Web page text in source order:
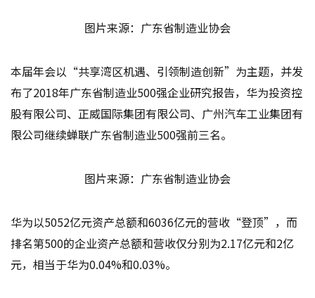
图片来源：广东省制造业协会
本届年会以“共享湾区机遇、引领制造创新”为主题，并发
布了2018年广东省制造业500强企业研究报告，华为投资控
股有限公司、正威国际集团有限公司、广州汽车工业集团有
限公司继续蝉联广东省制造业500强前三名。
图片来源：广东省制造业协会
华为以5052亿元资产总额和6036亿元的营收“登顶”，而
排名第500的企业资产总额和营收仅分别为2.17亿元和2亿
元，相当于华为0.04%和0.03%。